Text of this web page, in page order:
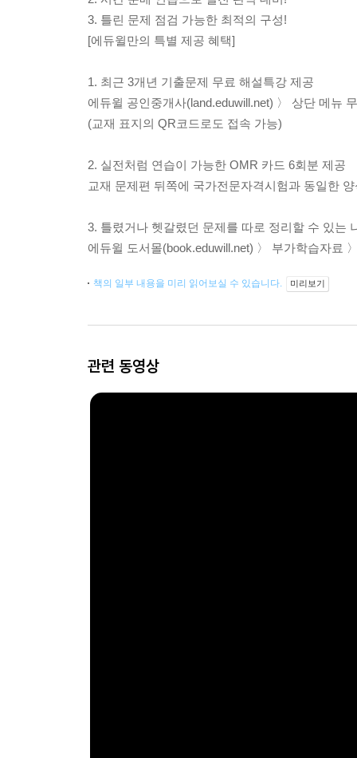
3. 틀린 문제 점검 가능한 최적의 구성!
[에듀윌만의 특별 제공 혜택]
1. 최근 3개년 기출문제 무료 해설특강 제공
에듀윌 공인중개사(land.eduwill.net) 〉 상단 메뉴
(교재 표지의 QR코드로도 접속 가능)
2. 실전처럼 연습이 가능한 OMR 카드 6회분 제공
교재 문제편 뒤쪽에 국가전문자격시험과 동일한
3. 틀렸거나 헷갈렸던 문제를 따로 정리할 수 있는
에듀윌 도서몰(book.eduwill.net) 〉 부가학습자료
책의 일부 내용을 미리 읽어보실 수 있습니다. 미리보기
관련 동영상